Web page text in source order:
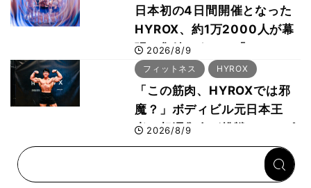
日本初の4日間開催となった
HYROX、約1万2000人が幕
張に集結 すでに「2028、
29年の大会も準備」
2026/8/9
フィットネス HYROX
「この筋肉、HYROXでは邪
魔？」ボディビル元日本王
者・相澤隼人が挑戦 バーピ
ーでは驚異の種目2位
2026/8/9